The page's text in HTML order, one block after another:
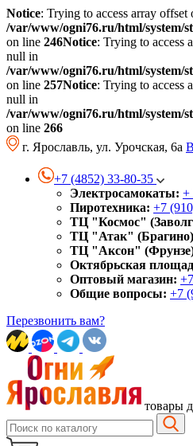
Notice: Trying to access array
/var/www/ogni76.ru/html/system/
on line 246Notice: Trying to access
null in
/var/www/ogni76.ru/html/system/
on line 257Notice: Trying to access
null in
/var/www/ogni76.ru/html/system/
on line 266
г. Ярославль, ул. Урочская, 6а
+7 (4852) 33-80-35
Электросамокаты: +
Пиротехника: +7
ТЦ "Космос"
ТЦ "Атак"
ТЦ "Аксон"
Октябрьская
Оптовый магазин:
Общие вопросы: +7
Перезвонить вам?
товары